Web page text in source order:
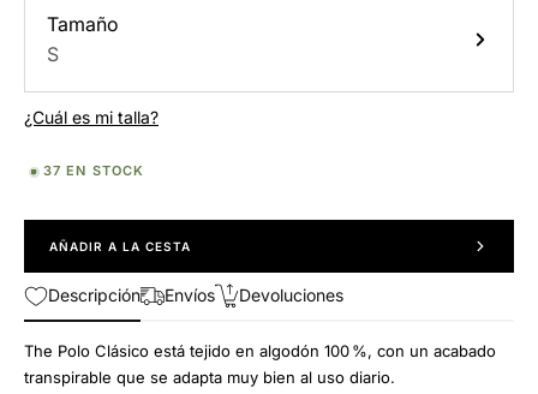
Tamaño
S
¿Cuál es mi talla?
37 EN STOCK
AÑADIR A LA CESTA
Descripción Envíos Devoluciones
The Polo Clásico está tejido en algodón 100 %, con un acabado
transpirable que se adapta muy bien al uso diario.